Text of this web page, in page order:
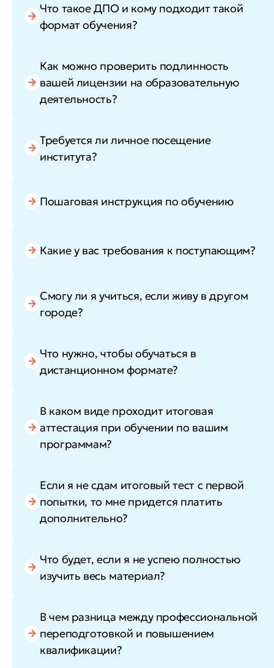
Что такое ДПО и кому подходит такой
формат обучения?
Как можно проверить подлинность
вашей лицензии на образовательную
деятельность?
Требуется ли личное посещение
института?
Пошаговая инструкция по обучению
Какие у вас требования к поступающим?
Смогу ли я учиться, если живу в другом
городе?
Что нужно, чтобы обучаться в
дистанционном формате?
В каком виде проходит итоговая
аттестация при обучении по вашим
программам?
Если я не сдам итоговый тест с первой
попытки, то мне придется платить
дополнительно?
Что будет, если я не успею полностью
изучить весь материал?
В чем разница между профессиональной
переподготовкой и повышением
квалификации?